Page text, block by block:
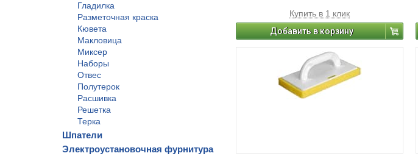
Гладилка
Разметочная краска
Кювета
Макловица
Миксер
Наборы
Отвес
Полутерок
Расшивка
Решетка
Терка
Шпатели
Электроустановочная фурнитура
Купить в 1 клик
Добавить в корзину